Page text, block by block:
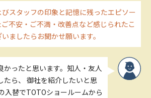
びスタッフの印象と記憶に残ったエピソー
ご不安・ご不満・改善点など感じられたこ
いましたらお聞かせ願います。
かったと思います。知人・友人
たら、 御社を紹介したいと思
入替でTOTOショールームから